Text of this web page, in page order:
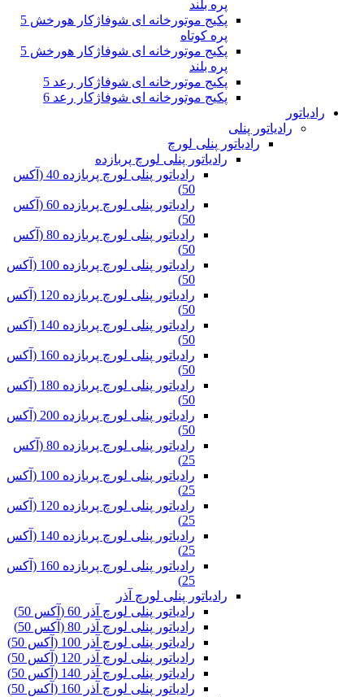
پره بلند
پکیج موتورخانه ای شوفاژکار هورخش 5
پره کوتاه
پکیج موتورخانه ای شوفاژکار هورخش 5
پره بلند
پکیج موتورخانه ای شوفاژکار رعد 5
پکیج موتورخانه ای شوفاژکار رعد 6
رادیاتور
رادیاتور پنلی
رادیاتور پنلی لورچ
رادیاتور پنلی لورچ پربازده
رادیاتور پنلی لورچ پربازده 40 (آکس
50)
رادیاتور پنلی لورچ پربازده 60 (آکس
50)
رادیاتور پنلی لورچ پربازده 80 (آکس
50)
رادیاتور پنلی لورچ پربازده 100 (آکس
50)
رادیاتور پنلی لورچ پربازده 120 (آکس
50)
رادیاتور پنلی لورچ پربازده 140 (آکس
50)
رادیاتور پنلی لورچ پربازده 160 (آکس
50)
رادیاتور پنلی لورچ پربازده 180 (آکس
50)
رادیاتور پنلی لورچ پربازده 200 (آکس
50)
رادیاتور پنلی لورچ پربازده 80 (آکس
25)
رادیاتور پنلی لورچ پربازده 100 (آکس
25)
رادیاتور پنلی لورچ پربازده 120 (آکس
25)
رادیاتور پنلی لورچ پربازده 140 (آکس
25)
رادیاتور پنلی لورچ پربازده 160 (آکس
25)
رادیاتور پنلی لورچ آذر
رادیاتور پنلی لورچ آذر 60 (آکس 50)
رادیاتور پنلی لورچ آذر 80 (آکس 50)
رادیاتور پنلی لورچ آذر 100 (آکس 50)
رادیاتور پنلی لورچ آذر 120 (آکس 50)
رادیاتور پنلی لورچ آذر 140 (آکس 50)
رادیاتور پنلی لورچ آذر 160 (آکس 50)